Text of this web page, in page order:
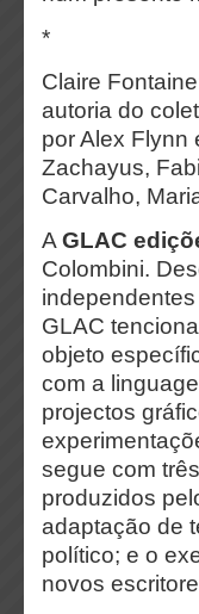
*
Claire
autoria do
por Alex Flynn
Zachayus,
Carvalho,
A GLAC
Colombini.
GLAC
objeto
com a
projectos
segue com
produzidos
adaptação de
político; e o
novos